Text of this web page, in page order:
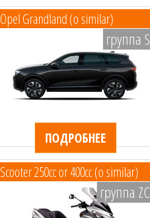
Opel Grandland (o similar)
группа S
ПОДРОБНЕЕ
Scooter 250cc or 400cc (o similar)
группа ZC